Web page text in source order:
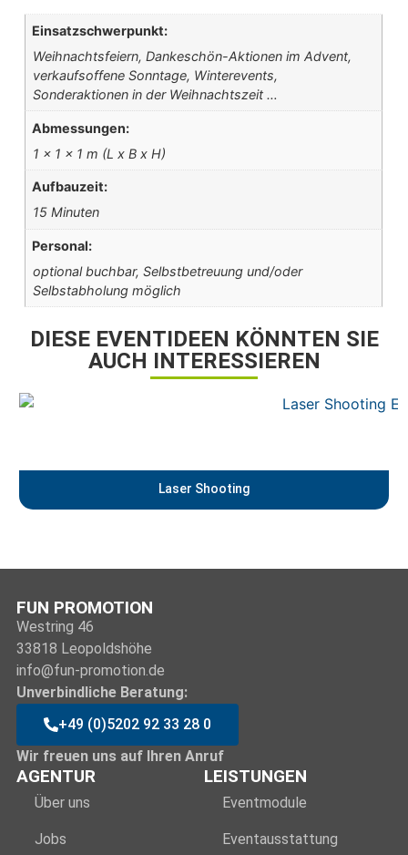
Einsatzschwerpunkt:
Weihnachtsfeiern, Dankeschön-Aktionen im Advent,
verkaufsoffene Sonntage, Winterevents,
Sonderaktionen in der Weihnachtszeit …
Abmessungen:
1 x 1 x 1 m (L x B x H)
Aufbauzeit:
15 Minuten
Personal:
optional buchbar, Selbstbetreuung und/oder
Selbstabholung möglich
DIESE EVENTIDEEN KÖNNTEN SIE
AUCH INTERESSIEREN
Laser Shooting
FUN PROMOTION
Westring 46
33818 Leopoldshöhe
info@fun-promotion.de
Unverbindliche Beratung:
+49 (0)5202 92 33 28 0
Wir freuen uns auf Ihren Anruf
AGENTUR
Über uns
Jobs
LEISTUNGEN
Eventmodule
Eventausstattung